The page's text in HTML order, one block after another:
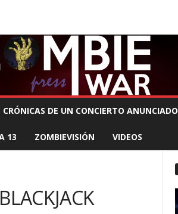
CRÓNICAS DE UN CONCIERTO ANUNCIADO
13 ZOMBIEVISIÓN VIDEOS